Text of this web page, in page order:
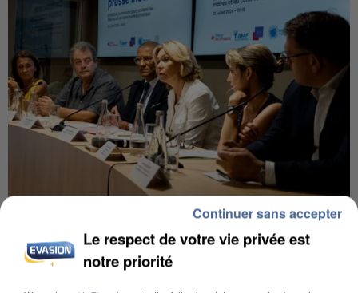
INCENDIES : L’ÎLE-DE-FRANCE LANCE UN ÉLAN
DE SOLIDARITÉ AVEC LES...
Le respect de votre vie privée est
notre priorité
Continuer sans accepter